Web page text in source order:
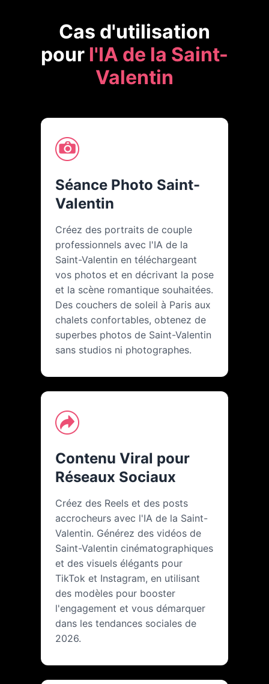
Cas d'utilisation
pour l'IA de la Saint-
Valentin
Séance Photo Saint-
Valentin
Créez des portraits de couple
professionnels avec l'IA de la
Saint-Valentin en téléchargeant
vos photos et en décrivant la pose
et la scène romantique souhaitées.
Des couchers de soleil à Paris aux
chalets confortables, obtenez de
superbes photos de Saint-Valentin
sans studios ni photographes.
Contenu Viral pour
Réseaux Sociaux
Créez des Reels et des posts
accrocheurs avec l'IA de la Saint-
Valentin. Générez des vidéos de
Saint-Valentin cinématographiques
et des visuels élégants pour
TikTok et Instagram, en utilisant
des modèles pour booster
l'engagement et vous démarquer
dans les tendances sociales de
2026.